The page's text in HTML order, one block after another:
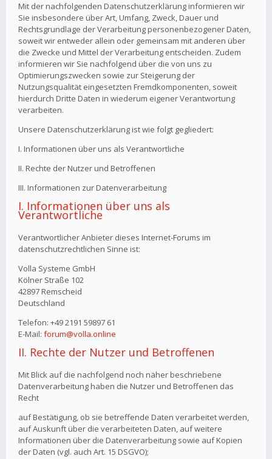
Mit der nachfolgenden Datenschutzerklärung informieren wir
Sie insbesondere über Art, Umfang, Zweck, Dauer und
Rechtsgrundlage der Verarbeitung personenbezogener Daten,
soweit wir entweder allein oder gemeinsam mit anderen über
die Zwecke und Mittel der Verarbeitung entscheiden. Zudem
informieren wir Sie nachfolgend über die von uns zu
Optimierungszwecken sowie zur Steigerung der
Nutzungsqualität eingesetzten Fremdkomponenten, soweit
hierdurch Dritte Daten in wiederum eigener Verantwortung
verarbeiten.
Unsere Datenschutzerklärung ist wie folgt gegliedert:
I. Informationen über uns als Verantwortliche
II. Rechte der Nutzer und Betroffenen
III. Informationen zur Datenverarbeitung
I. Informationen über uns als
Verantwortliche
Verantwortlicher Anbieter dieses Internet-Forums im
datenschutzrechtlichen Sinne ist:
Volla Systeme GmbH
Kölner Straße 102
42897 Remscheid
Deutschland
Telefon: +49 2191 59897 61
E-Mail: forum@volla.online
II. Rechte der Nutzer und Betroffenen
Mit Blick auf die nachfolgend noch näher beschriebene
Datenverarbeitung haben die Nutzer und Betroffenen das
Recht
auf Bestätigung, ob sie betreffende Daten verarbeitet werden,
auf Auskunft über die verarbeiteten Daten, auf weitere
Informationen über die Datenverarbeitung sowie auf Kopien
der Daten (vgl. auch Art. 15 DSGVO);